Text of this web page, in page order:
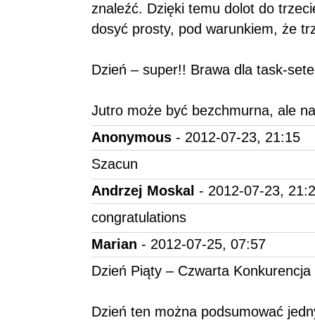
znaleźć. Dzięki temu dolot do
dosyć prosty, pod warunkiem, że
Dzień – super!! Brawa dla task-
Jutro może być bezchmurna, ale
Anonymous - 2012-07-23, 21:15
Szacun
Andrzej Moskal - 2012-07-23,
congratulations
Marian - 2012-07-25, 07:57
Dzień Piąty – Czwarta Konkurencja
Dzień ten można podsumować